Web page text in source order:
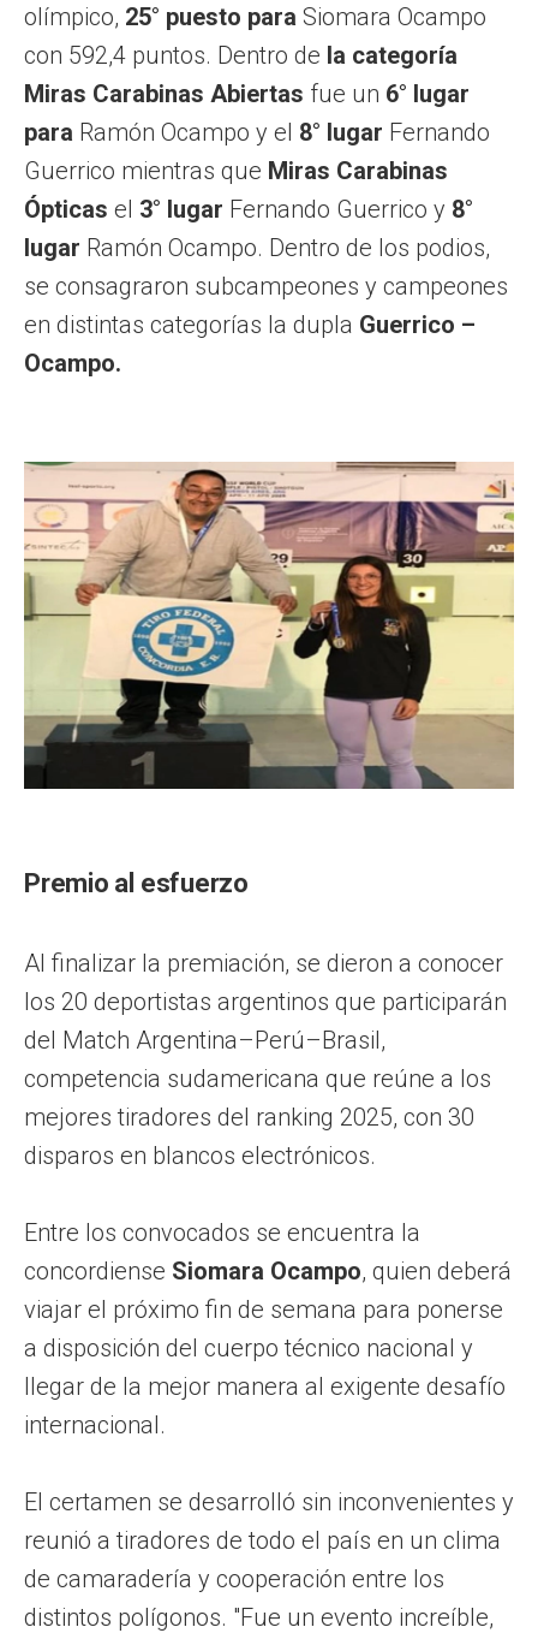
olímpico, 25° puesto para Siomara Ocampo
con 592,4 puntos. Dentro de la categoría
Miras Carabinas Abiertas fue un 6° lugar
para Ramón Ocampo y el 8° lugar Fernando
Guerrico mientras que Miras Carabinas
Ópticas el 3° lugar Fernando Guerrico y 8°
lugar Ramón Ocampo. Dentro de los podios,
se consagraron subcampeones y campeones
en distintas categorías la dupla Guerrico –
Ocampo.
Premio al esfuerzo
Al finalizar la premiación, se dieron a conocer
los 20 deportistas argentinos que participarán
del Match Argentina–Perú–Brasil,
competencia sudamericana que reúne a los
mejores tiradores del ranking 2025, con 30
disparos en blancos electrónicos.
Entre los convocados se encuentra la
concordiense Siomara Ocampo, quien deberá
viajar el próximo fin de semana para ponerse
a disposición del cuerpo técnico nacional y
llegar de la mejor manera al exigente desafío
internacional.
El certamen se desarrolló sin inconvenientes y
reunió a tiradores de todo el país en un clima
de camaradería y cooperación entre los
distintos polígonos. "Fue un evento increíble,